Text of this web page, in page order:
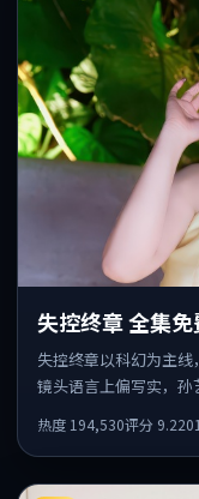
失控终章 全集
失控终章以科幻为主
镜头语言上偏写实，
热度 194,530评分 9.2